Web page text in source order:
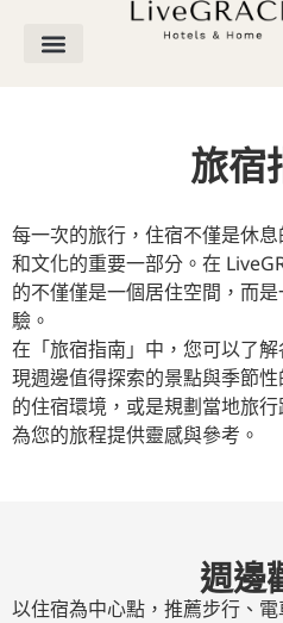
旅宿
每一次的旅行，住宿不僅是休
和文化的重要一部分。在
的不僅僅是一個居住空間，而
驗。
在「旅宿指南」中，您可以了
現週邊值得探索的景點與季節
的住宿環境，或是規劃當地旅
為您的旅程提供靈感與參考。
週邊
以住宿為中心點，推薦步行、